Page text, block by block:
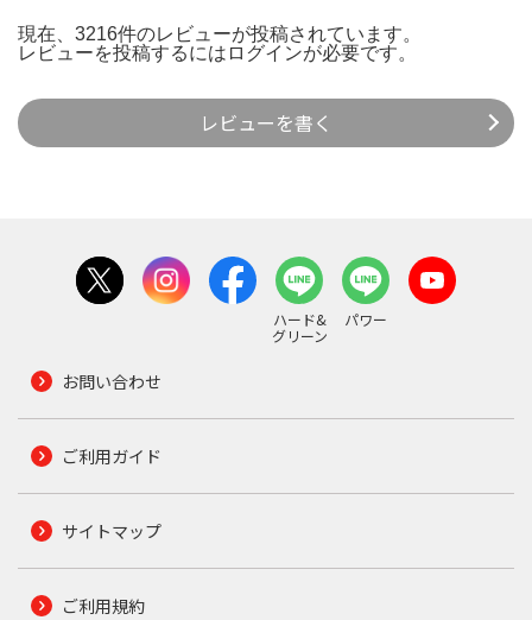
現在、3216件のレビューが投稿されています。
レビューを投稿するには ログインが必要です。
レビューを書く
ハード&
グリーン
パワー
お問い合わせ
ご利用ガイド
サイトマップ
ご利用規約